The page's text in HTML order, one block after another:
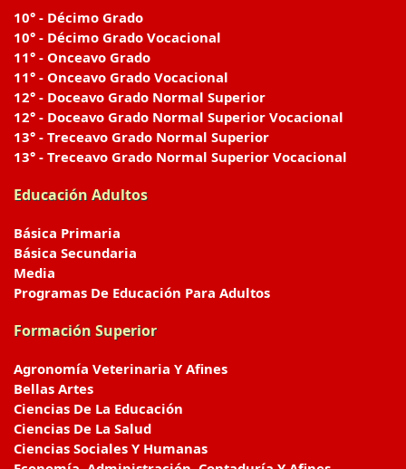
10° - Décimo Grado
10° - Décimo Grado Vocacional
11° - Onceavo Grado
11° - Onceavo Grado Vocacional
12° - Doceavo Grado Normal Superior
12° - Doceavo Grado Normal Superior Vocacional
13° - Treceavo Grado Normal Superior
13° - Treceavo Grado Normal Superior Vocacional
Educación Adultos
Básica Primaria
Básica Secundaria
Media
Programas De Educación Para Adultos
Formación Superior
Agronomía Veterinaria Y Afines
Bellas Artes
Ciencias De La Educación
Ciencias De La Salud
Ciencias Sociales Y Humanas